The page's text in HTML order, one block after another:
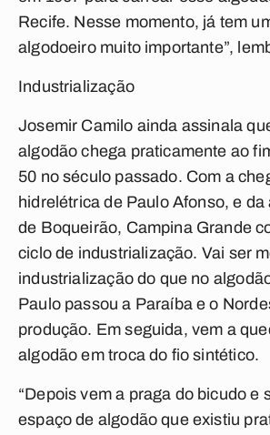
Recife. Nesse momento, já tem
algodoeiro muito importante”,
Industrialização
Josemir Camilo ainda assinala
algodão chega praticamente ao
50 no século passado. Com a
hidrelétrica de Paulo Afonso, e da
de Boqueirão, Campina Grande
ciclo de industrialização. Vai ser
industrialização do que no
Paulo passou a Paraíba e o
produção. Em seguida, vem a
algodão em troca do fio sintético.
“Depois vem a praga do bicudo e
espaço de algodão que existiu